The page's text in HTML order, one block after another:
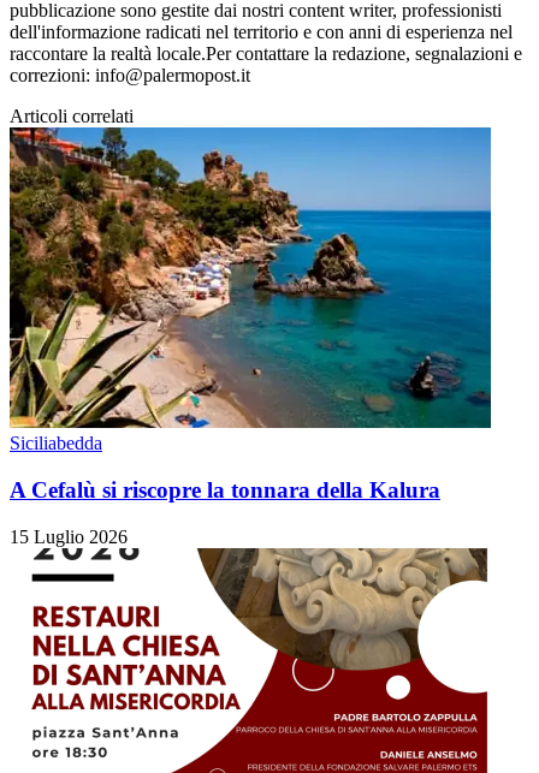
pubblicazione sono gestite dai nostri content writer, professionisti
dell'informazione radicati nel territorio e con anni di esperienza nel
raccontare la realtà locale.Per contattare la redazione, segnalazioni e
correzioni: info@palermopost.it
Articoli correlati
Siciliabedda
A Cefalù si riscopre la tonnara della Kalura
15 Luglio 2026